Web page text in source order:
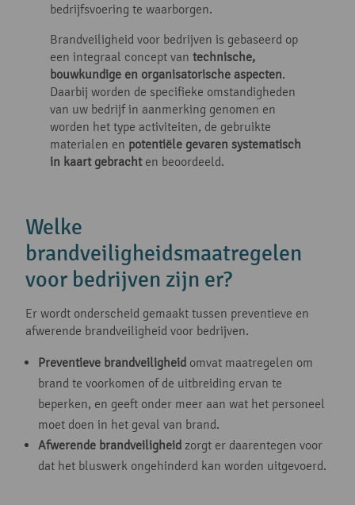
bedrijfsvoering te waarborgen.
Brandveiligheid voor bedrijven is gebaseerd op
een integraal concept van technische,
bouwkundige en organisatorische aspecten.
Daarbij worden de specifieke omstandigheden
van uw bedrijf in aanmerking genomen en
worden het type activiteiten, de gebruikte
materialen en potentiële gevaren systematisch
in kaart gebrachten beoordeeld.
Welke
brandveiligheidsmaatregelen
voor bedrijven zijn er?
Er wordt onderscheid gemaakt tussen preventieve en
afwerende brandveiligheid voor bedrijven.
Preventieve brandveiligheid omvat maatregelen om
brand te voorkomen of de uitbreiding ervan te
beperken, en geeft onder meer aan wat het personeel
moet doen in het geval van brand.
Afwerende brandveiligheid zorgt er daarentegen voor
dat het bluswerk ongehinderd kan worden uitgevoerd.